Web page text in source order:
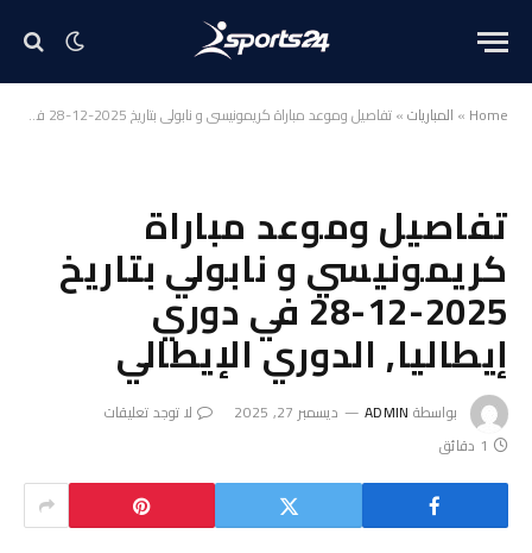
Home
» المباريات»تفاصيل وموعد مباراة كريمونيسي و نابولي بتاريخ 2025-12-28 في دوري إيطاليا, الدوري الإيطالي
تفاصيل وموعد مباراة
كريمونيسي و نابولي بتاريخ
2025-12-28 في دوري
إيطاليا, الدوري الإيطالي
بواسطة ADMIN ديسمبر 27, 2025
لا توجد تعليقات
1 دقائق